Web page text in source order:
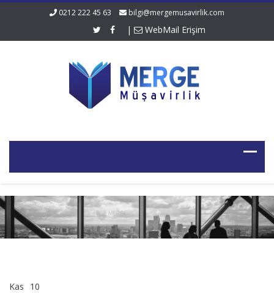
0212 222 45 63 bilgi@mergemusavirlik.com
| WebMail Erişim
Kas 10